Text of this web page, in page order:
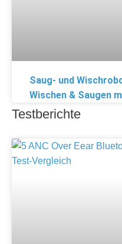
Saug- und
Wischen & Saugen
Testberichte